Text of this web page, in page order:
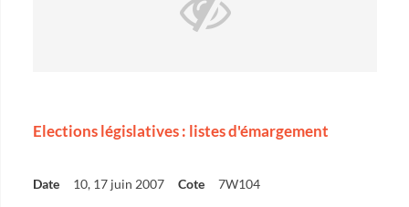
Elections législatives : listes d'émargement
Date 10, 17 juin 2007 Cote 7W104